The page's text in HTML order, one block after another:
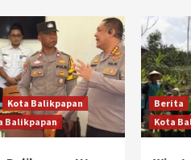
Kota Balikpapan
Balikpapan
Berita
Kota